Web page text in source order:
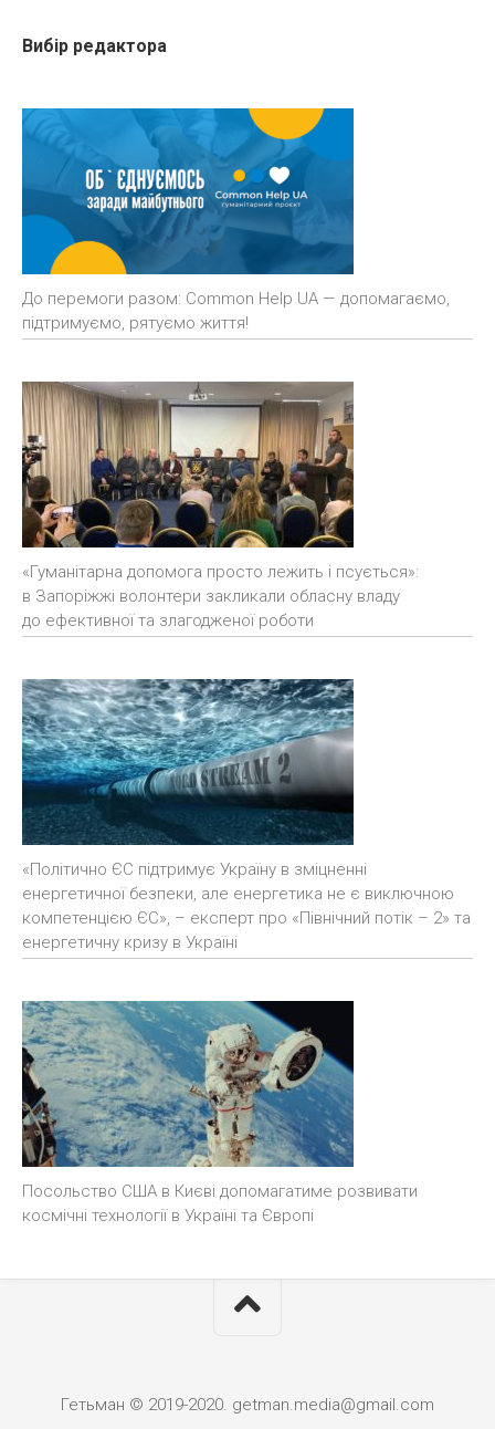
Вибір редактора
До перемоги разом: Common Help UA — допомагаємо,
підтримуємо, рятуємо життя!
«Гуманітарна допомога просто лежить і псується»:
в Запоріжжі волонтери закликали обласну владу
до ефективної та злагодженої роботи
«Політично ЄС підтримує Україну в зміцненні
енергетичної безпеки, але енергетика не є виключною
компетенцією ЄС», – експерт про «Північний потік – 2» та
енергетичну кризу в Україні
Посольство США в Києві допомагатиме розвивати
космічні технології в Україні та Європі
Гетьман © 2019-2020. getman.media@gmail.com